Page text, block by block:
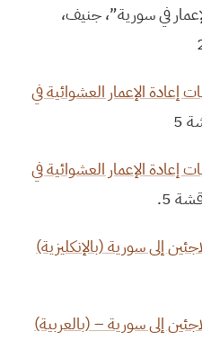
في سورية”، جنيف،
إعادة الإعمار العشوائية في
5
إعادة الإعمار العشوائية في
5.
إلى سورية (بالإنكليزية)
إلى سورية – (بالعربية)